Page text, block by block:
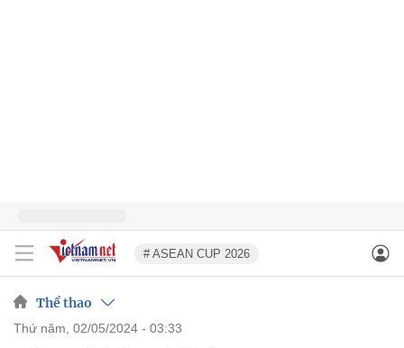
# ASEAN CUP 2026
Thể thao
thứ năm, 02/05/2024 - 03:33